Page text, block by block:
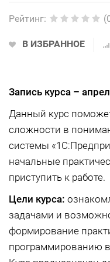
Рейтинг:
В ИЗБРАННОЕ
Запись курса –
Данный курс
сложности в
системы
начальные
приступить к работе.
Цели курса:
задачами и
формирование
программированию